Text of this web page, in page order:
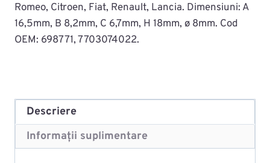
Romeo, Citroen, Fiat, Renault, Lancia. Dimensiuni: A
16,5mm, B 8,2mm, C 6,7mm, H 18mm, ø 8mm. Cod
OEM: 698771, 7703074022.
Descriere
Informații suplimentare